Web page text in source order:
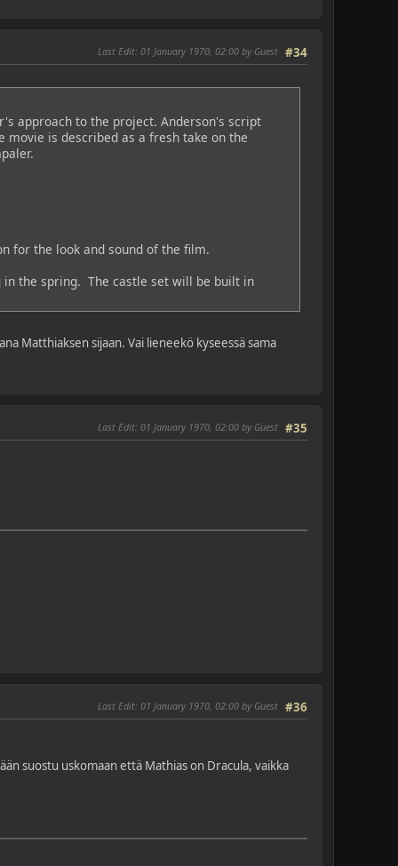
#34
Last Edit: 01 January 1970, 02:00 by Guest
approach to the project. Anderson's script
is described as a fresh take on the
for the look and sound of the film.
in the spring. The castle set will be built in
Matthiaksen sijaan. Vai lieneekö kyseessä sama
#35
Last Edit: 01 January 1970, 02:00 by Guest
#36
Last Edit: 01 January 1970, 02:00 by Guest
suostu uskomaan että Mathias on Dracula, vaikka